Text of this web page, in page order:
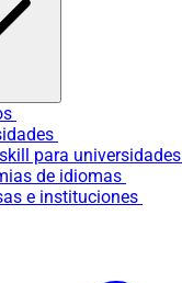
para universidades
de idiomas
e instituciones